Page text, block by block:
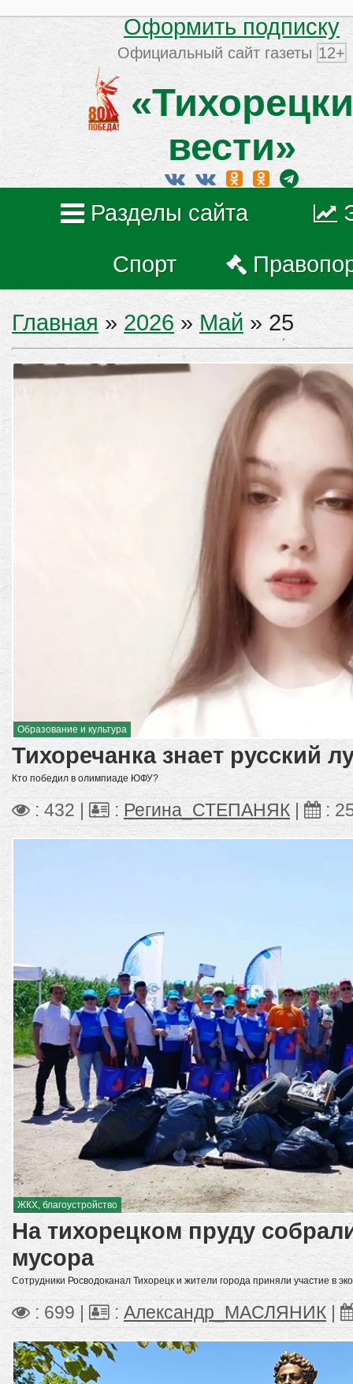
Оформить подписку
Официальный сайт газеты 12+
вести»
Разделы сайта
Спорт
Главная » 2026 » Май » 25
Образование и культура
Тихоречанка знает русский
Кто победил в олимпиаде ЮФУ?
: 432 | : Регина_СТЕПАНЯК :
ЖКХ, благоустройство
На тихорецком пруду
мусора
Сотрудники Росводоканал Тихорецк и жители города приняли участие в
: 699 | : Александр_МАСЛЯНИК|